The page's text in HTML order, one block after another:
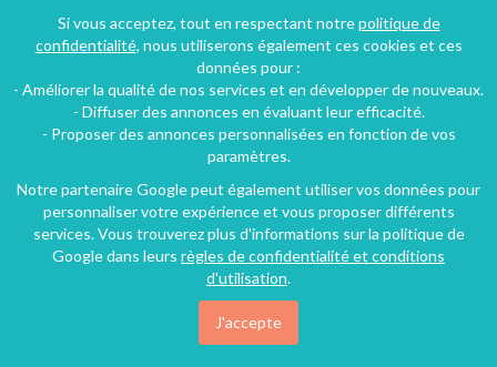
Belle demeure en pierres tout confort
Bussière-Galant, Haute-Vienne, Limousin, Nouvelle-Aquitaine, France
6 personnes
Si vous acceptez, tout en respectant notrepolitique de
confidentialité, nous utiliserons également ces cookies et ces
données pour :
- Améliorer la qualité de nos services et en développer de nouveaux.
- Diffuser des annonces en évaluant leur efficacité.
- Proposer des annonces personnalisées en fonction de vos
paramètres.
Notre partenaire Google peut également utiliser vos données pour
personnaliser votre expérience et vous proposer différents
services. Vous trouverez plus d'informations sur la politique de
Google dans leurs règles de confidentialité et conditions
d'utilisation.
J'accepte